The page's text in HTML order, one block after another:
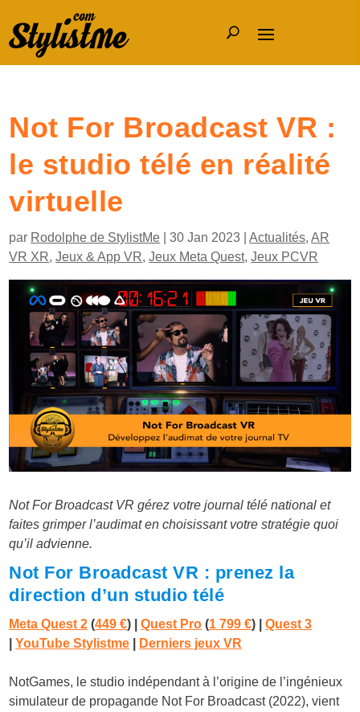
Not For Broadcast VR :
le studio télé en réalité
virtuelle
par Rodolphe de StylistMe |30 Jan 2023 |Actualités,AR
VR XR,Jeux & App VR,Jeux Meta Quest,Jeux PCVR
Not For Broadcast VR gérez votre journal télé national et
faites grimper l’audimat en choisissant votre stratégie quoi
qu’il advienne.
Not For Broadcast VR : prenez la
direction d’un studio télé
Meta Quest 2 (449 €) |Quest Pro (1 799 €) |Quest 3
YouTube Stylistme Derniers jeux VR
NotGames, le studio indépendant à l’origine de l’ingénieux
simulateur de propagande Not For Broadcast (2022), vient